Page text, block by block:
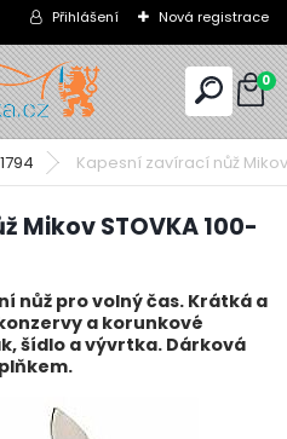
Přihlášení Nová registrace
0
Kapesní zavírací nůž
Mikov STOVKA 100-
nůž pro volný čas. Krátká a
a korunkové
šídlo a vývrtka. Dárková